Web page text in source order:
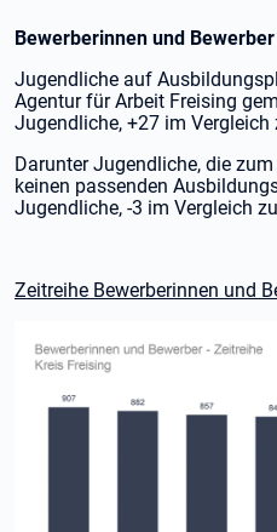
Bewerberinnen und Bewerber
Jugendliche auf
Agentur für Arbeit Freising
Jugendliche, +27 im Vergleich
Darunter Jugendliche, die
keinen passenden
Jugendliche, -3 im Vergleich
Zeitreihe Bewerberinnen und